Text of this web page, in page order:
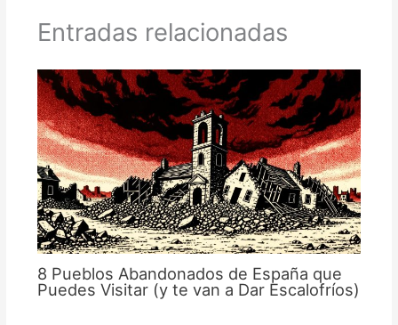
Entradas relacionadas
8 Pueblos Abandonados de España que
Puedes Visitar (y te van a Dar Escalofríos)